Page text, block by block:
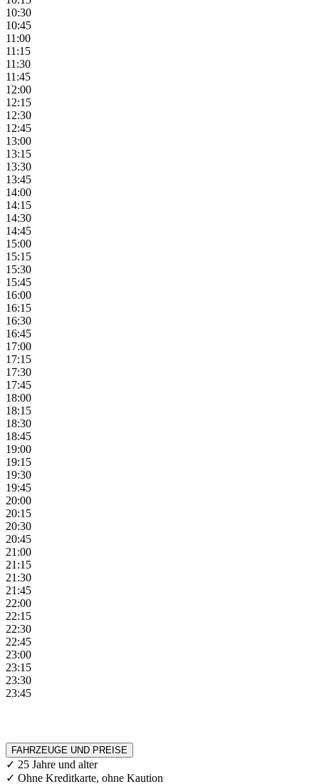
10:30
10:45
11:00
11:15
11:30
11:45
12:00
12:15
12:30
12:45
13:00
13:15
13:30
13:45
14:00
14:15
14:30
14:45
15:00
15:15
15:30
15:45
16:00
16:15
16:30
16:45
17:00
17:15
17:30
17:45
18:00
18:15
18:30
18:45
19:00
19:15
19:30
19:45
20:00
20:15
20:30
20:45
21:00
21:15
21:30
21:45
22:00
22:15
22:30
22:45
23:00
23:15
23:30
23:45
FAHRZEUGE UND PREISE
✓ 25 Jahre und alter
✓ Ohne Kreditkarte, ohne Kaution